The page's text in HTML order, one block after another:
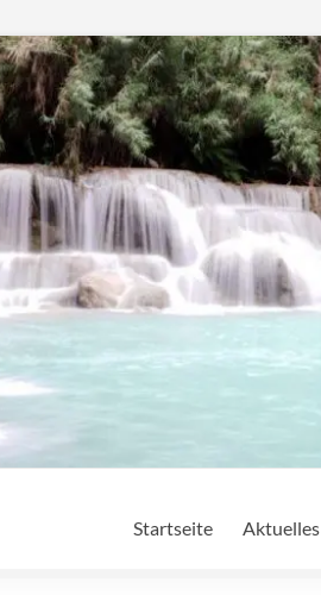
Startseite Aktuelles